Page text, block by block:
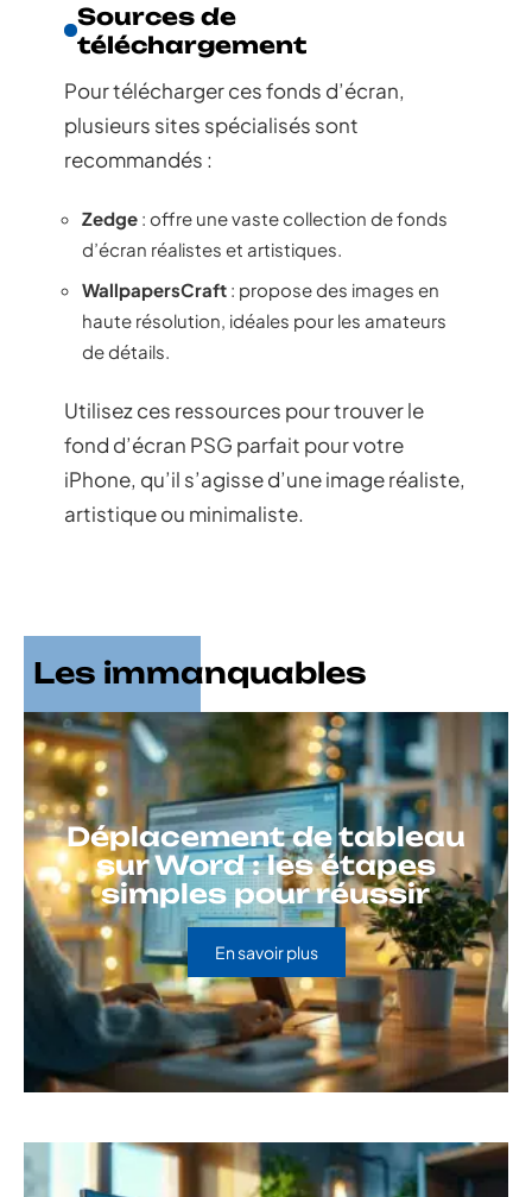
Sources de
téléchargement
Pour télécharger ces fonds d’écran,
plusieurs sites spécialisés sont
recommandés :
Zedge : offre une vaste collection de fonds
d’écran réalistes et artistiques.
WallpapersCraft : propose des images en
haute résolution, idéales pour les amateurs
de détails.
Utilisez ces ressources pour trouver le
fond d’écran PSG parfait pour votre
iPhone, qu’il s’agisse d’une image réaliste,
artistique ou minimaliste.
Les immanquables
Déplacement de tableau
sur Word : les étapes
simples pour réussir
En savoir plus